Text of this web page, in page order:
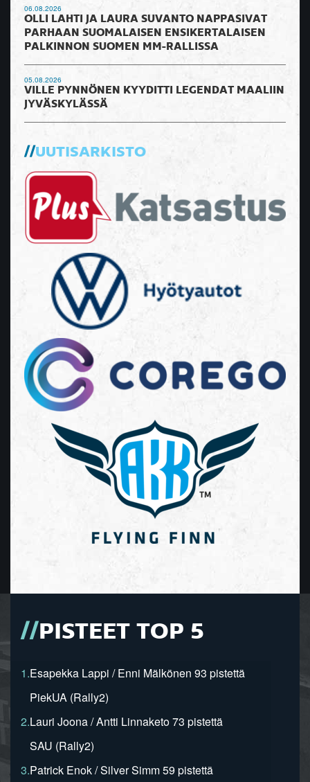
06.08.2026
OLLI LAHTI JA LAURA SUVANTO NAPPASIVAT
PARHAAN SUOMALAISEN ENSIKERTALAISEN
PALKINNON SUOMEN MM-RALLISSA
05.08.2026
VILLE PYNNÖNEN KYYDITTI LEGENDAT MAALIIN
JYVÄSKYLÄSSÄ
UUTISARKISTO
PISTEET TOP 5
1.Esapekka Lappi / Enni Mälkönen 93 pistettä
PiekUA (Rally2)
2.Lauri Joona / Antti Linnaketo 73 pistettä
SAU (Rally2)
3.Patrick Enok / Silver Simm 59 pistettä